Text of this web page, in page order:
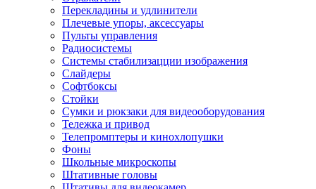
Перекладины и удлинители
Плечевые упоры, аксессуары
Пульты управления
Радиосистемы
Системы стабилизацции изображения
Слайдеры
Софтбоксы
Стойки
Сумки и рюкзаки для видеооборудования
Тележка и привод
Телепромптеры и кинохлопушки
Фоны
Школьные микроскопы
Штативные головы